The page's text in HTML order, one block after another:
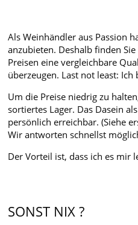
Als Weinhändler aus Passion
anzubieten. Deshalb finden
Preisen eine vergleichbare
überzeugen. Last not least:
Um die Preise niedrig zu
sortiertes Lager. Das Dasein
persönlich erreichbar. (Siehe
Wir antworten schnellst
Der Vorteil ist, dass ich es mir
SONST NIX ?